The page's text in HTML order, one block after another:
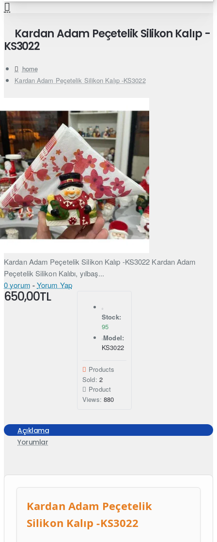
Kardan Adam Peçetelik Silikon Kalıp -
KS3022
home
Kardan Adam Peçetelik Silikon Kalıp -KS3022
Kardan Adam Peçetelik Silikon Kalıp -KS3022 Kardan Adam
Peçetelik Silikon Kalıbı, yılbaş...
0 yorum -Yorum Yap
650,00TL
Stock:
95
Model:
KS3022
Products
Sold: 2
Product
Views: 880
Açıklama
Yorumlar
Kardan Adam Peçetelik
Silikon Kalıp -KS3022